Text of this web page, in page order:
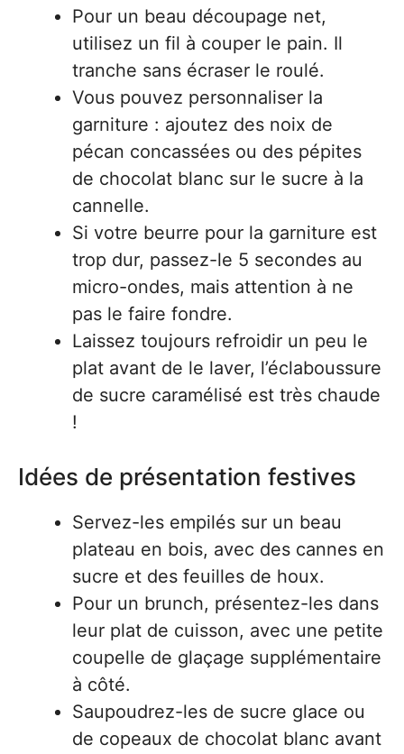
Pour un beau découpage net,
utilisez un fil à couper le pain. Il
tranche sans écraser le roulé.
Vous pouvez personnaliser la
garniture : ajoutez des noix de
pécan concassées ou des pépites
de chocolat blanc sur le sucre à la
cannelle.
Si votre beurre pour la garniture est
trop dur, passez-le 5 secondes au
micro-ondes, mais attention à ne
pas le faire fondre.
Laissez toujours refroidir un peu le
plat avant de le laver, l’éclaboussure
de sucre caramélisé est très chaude
!
Idées de présentation festives
Servez-les empilés sur un beau
plateau en bois, avec des cannes en
sucre et des feuilles de houx.
Pour un brunch, présentez-les dans
leur plat de cuisson, avec une petite
coupelle de glaçage supplémentaire
à côté.
Saupoudrez-les de sucre glace ou
de copeaux de chocolat blanc avant